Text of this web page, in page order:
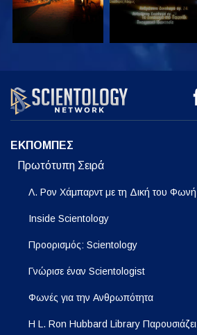
ΠΑΡΑΚΟΛΟΥΘΗΣΤΕ ΠΑΡΑΚΟΛΟΥΘΗΣΤΕ
ΕΚΠΟΜΠΕΣ
Πρωτότυπη Σειρά
Λ. Ρον Χάμπαρντ με τη Δική του Φωνή
Inside Scientology
Προορισμός: Scientology
Γνώρισε έναν Scientologist
Φωνές για την Ανθρωπότητα
Η L. Ron Hubbard Library Παρουσιάζει